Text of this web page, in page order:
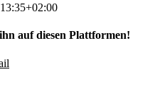
auf diesen Plattformen!